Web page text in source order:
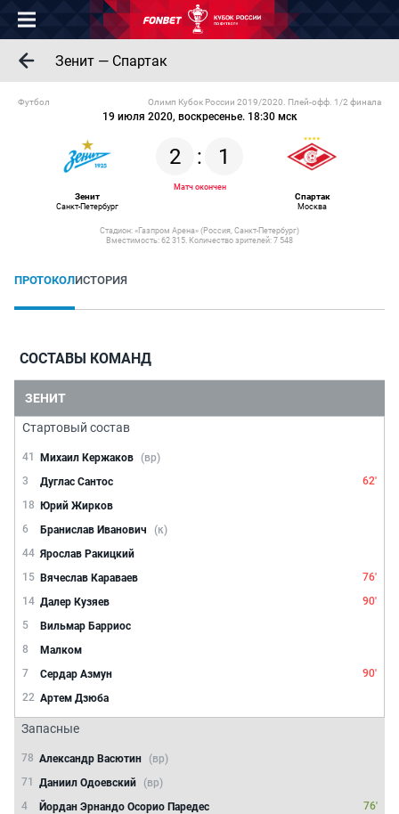
Зенит — Спартак
Футбол
19 июля 2020, воскресенье. 18:30 мск
Олимп Кубок России 2019/2020. Плей-офф. 1/2 финала
Зенит
Санкт-Петербург
2 : 1
Матч окончен
Спартак
Москва
Стадион: «Газпром Арена» (Россия, Санкт-Петербург)
Вместимость: 62 315. Количество зрителей: 7 548
ПРОТОКОЛИСТОРИЯ
СОСТАВЫ КОМАНД
ЗЕНИТ
Стартовый состав
41 Михаил Кержаков (вр)
3
Дуглас Сантос
62'
18 Юрий Жирков
6
Бранислав Иванович
(к)
44 Ярослав Ракицкий
15 Вячеслав Караваев
76'
14 Далер Кузяев
90'
5
Вильмар Барриос
8
Малком
7
Сердар Азмун
90'
22 Артем Дзюба
Запасные
78 Александр Васютин
(вр)
71
Даниил Одоевский
(вр)
4
Йордан Эрнандо Осорио Паредес
76'